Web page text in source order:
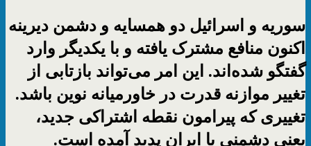
سوریه و اسرائيل دو همسایه و دشمن دیرینه
اکنون منافع مشترک یافته و با یکدیگر وارد
گفتگو شده‌اند. این امر می‌تواند بازتابی از
تغییر موازنه قدرت در خاورمیانه نوین باشد.
تغییری که پیرامون نقطه اشتراکی جدید،
یعنی دشمنی با ایران پدید آمده است.